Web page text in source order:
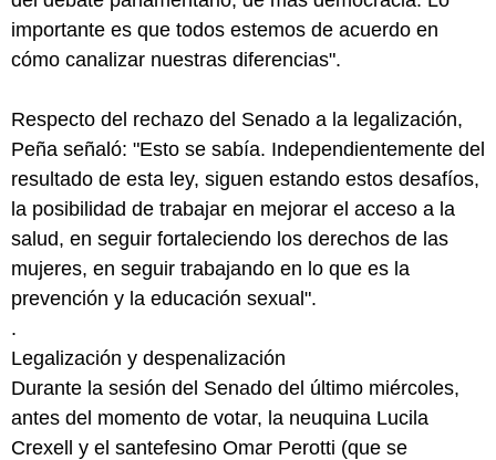
importante es que todos estemos de acuerdo en
cómo canalizar nuestras diferencias".
Respecto del rechazo del Senado a la legalización,
Peña señaló: "Esto se sabía. Independientemente del
resultado de esta ley, siguen estando estos desafíos,
la posibilidad de trabajar en mejorar el acceso a la
salud, en seguir fortaleciendo los derechos de las
mujeres, en seguir trabajando en lo que es la
prevención y la educación sexual".
.
Legalización y despenalización
Durante la sesión del Senado del último miércoles,
antes del momento de votar, la neuquina Lucila
Crexell y el santefesino Omar Perotti (que se